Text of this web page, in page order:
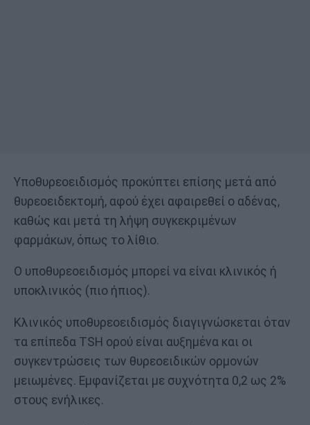
Υποθυρεοειδισμός προκύπτει επίσης μετά από
θυρεοειδεκτομή, αφού έχει αφαιρεθεί ο αδένας,
καθώς και μετά τη λήψη συγκεκριμένων
φαρμάκων, όπως το λίθιο.
Ο υποθυρεοειδισμός μπορεί να είναι κλινικός ή
υποκλινικός (πιο ήπιος).
Κλινικός υποθυρεοειδισμός διαγιγνώσκεται όταν
τα επίπεδα TSH ορού είναι αυξημένα και οι
συγκεντρώσεις των θυρεοειδικών ορμονών
μειωμένες. Εμφανίζεται με συχνότητα 0,2 ως 2%
στους ενήλικες.